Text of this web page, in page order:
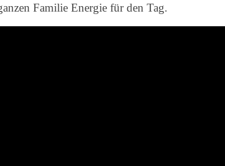
Familie Energie für den Tag.